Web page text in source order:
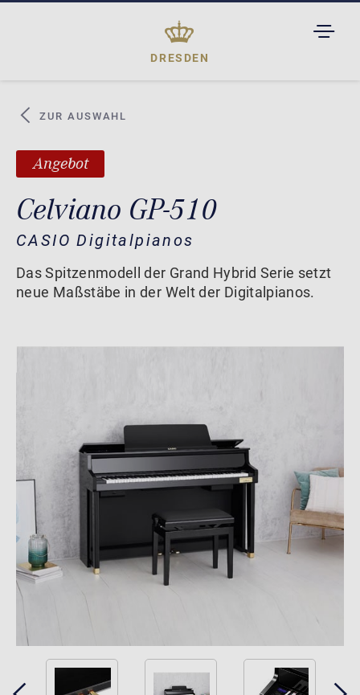
DRESDEN
ZUR AUSWAHL
Angebot
Celviano GP-510
CASIO Digitalpianos
Das Spitzenmodell der Grand Hybrid Serie setzt
neue Maßstäbe in der Welt der Digitalpianos.